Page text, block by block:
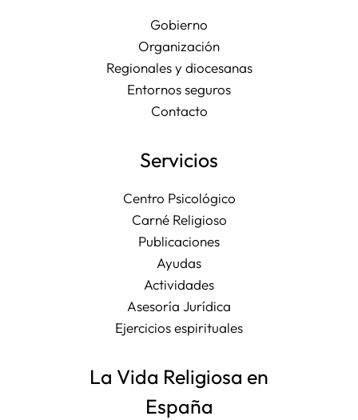
Gobierno
Organización
Regionales y diocesanas
Entornos seguros
Contacto
Servicios
Centro Psicológico
Carné Religioso
Publicaciones
Ayudas
Actividades
Asesoría Jurídica
Ejercicios espirituales
La Vida Religiosa en
España